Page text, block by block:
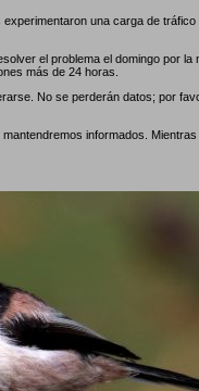
una carga de
el problema el domingo por
más de 24 horas.
No se perderán datos; por
informados.